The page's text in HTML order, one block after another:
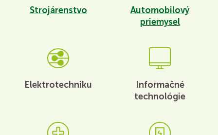
Strojárenstvo
Automobilový
priemysel
Elektrotechniku
Informačné
technológie